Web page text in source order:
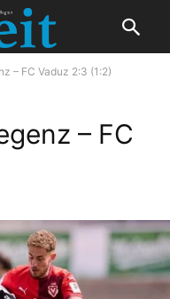
– FC Vaduz 2:3 (1:2)
– FC